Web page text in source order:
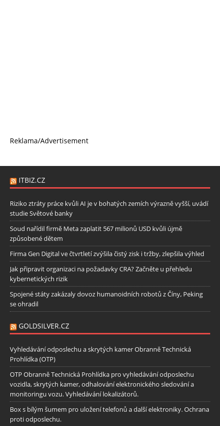
Reklama/Advertisement
ITBIZ.CZ
Riziko ztráty práce kvůli AI je v bohatých zemích výrazně vyšší, uvádí
studie Světové banky
Soud nařídil firmě Meta zaplatit 567 milionů USD kvůli újmě
způsobené dětem
Firma Gen Digital ve čtvrtletí zvýšila čistý zisk i tržby, zlepšila výhled
Jak připravit organizaci na požadavky CRA? Začněte u přehledu
kybernetických rizik
Spojené státy zakázaly dovoz humanoidních robotů z Číny, Peking
se ohradil
GOLDSILVER.CZ
Vyhledávání odposlechu a skrytých kamer Obranně Technická
Prohlídka (OTP)
OTP Obranně Technická Prohlídka pro vyhledávání odposlechu
vozidla, skrytých kamer, odhalování elektronického sledování a
monitoringu vozu. Vyhledávání lokalizátorů.
Box s bílým šumem pro uložení telefonů a další elektroniky. Ochrana
proti odposlechu.